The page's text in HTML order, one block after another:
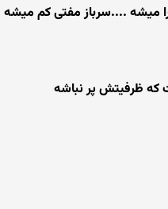
میشه ....سرباز مفتی کم میشه
که ظرفیتش پر نباشه